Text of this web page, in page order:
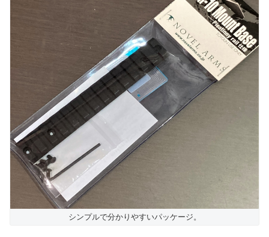
シンプルで分かりやすいパッケージ。